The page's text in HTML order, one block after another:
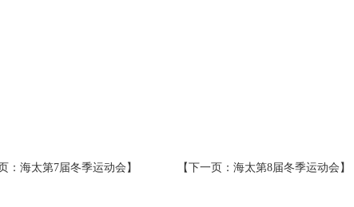
： 海太第7届冬季运动会 】 【下一页： 海太第8届冬季运动会 】